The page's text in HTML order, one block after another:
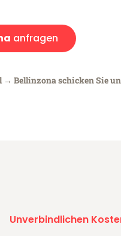
anfragen
Bellinzona schicken Sie
Unverbindlichen